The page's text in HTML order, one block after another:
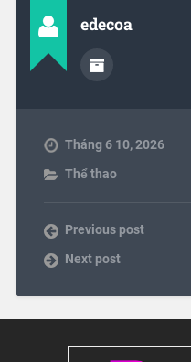
edecoa
Tháng 6 10, 2026
Thể thao
Previous post
Next post